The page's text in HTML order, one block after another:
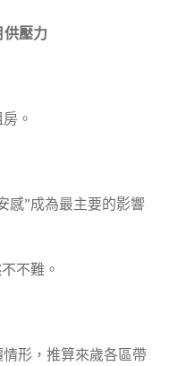
供壓力
。
感”成為最主要的影響
不難。
形，推算來歲各區帶